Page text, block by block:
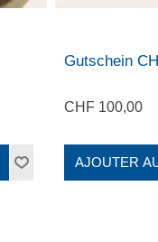
Gutschein
CHF 100,00